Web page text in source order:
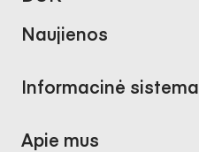
Naujienos
Informacinė sistema
Apie mus